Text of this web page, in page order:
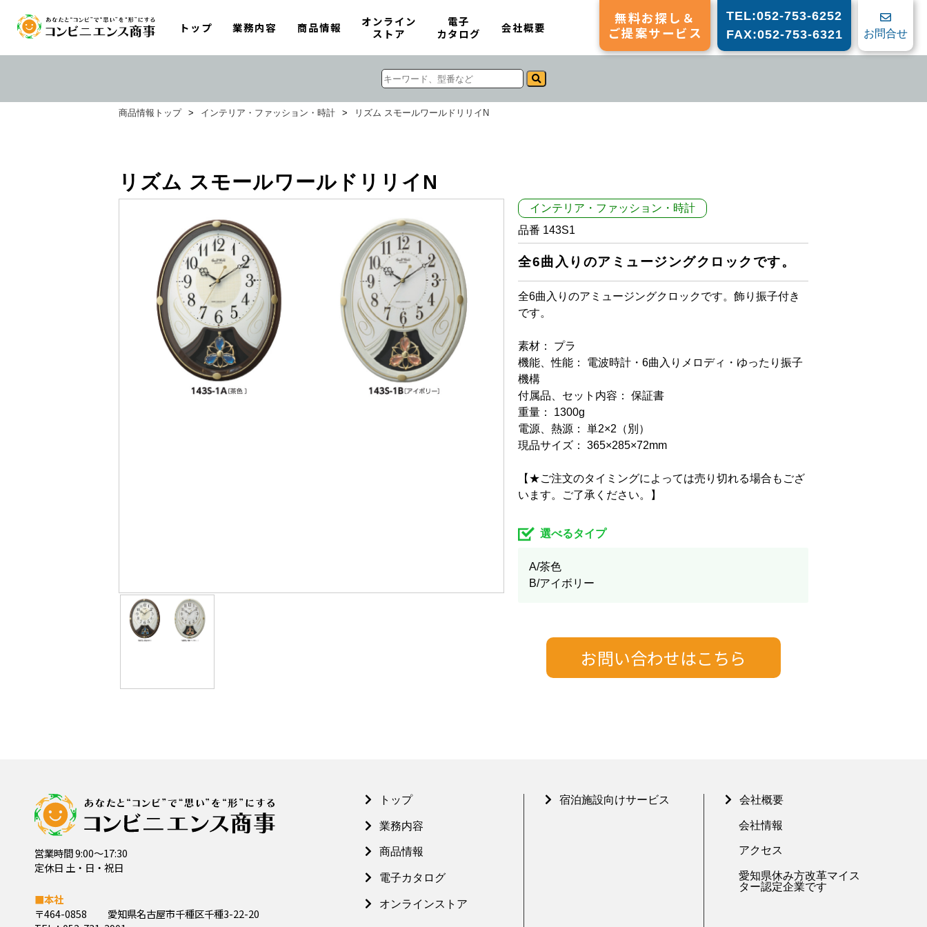
トップ 業務内容 商品情報
オンライン
ストア
電子
カタログ
会社概要
無料お探し＆
ご提案サービス
TEL:052-753-6252
FAX:052-753-6321
お問合せ
商品情報トップ > インテリア・ファッション・時計 > リズム スモールワールドリリイN
リズム スモールワールドリリイN
インテリア・ファッション・時計
品番 143S1
全6曲入りのアミュージングクロックです。
全6曲入りのアミュージングクロックです。飾り振子付き
です。
素材： プラ
機能、性能： 電波時計・6曲入りメロディ・ゆったり振子
機構
付属品、セット内容： 保証書
重量： 1300g
電源、熱源： 単2×2（別）
現品サイズ： 365×285×72mm
【★ご注文のタイミングによっては売り切れる場合もござ
います。ご了承ください。】
選べるタイプ
A/茶色
B/アイボリー
営業時間 9:00～17:30
定休日 土・日・祝日
■本社
〒464-0858
愛知県名古屋市千種区千種3-22-20
トップ
業務内容
商品情報
電子カタログ
オンラインストア
宿泊施設向けサービス 会社概要
会社情報
アクセス
愛知県休み方改革マイス
ター認定企業です